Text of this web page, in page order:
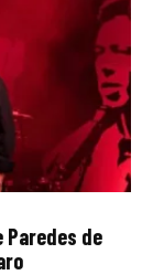
Paredes de